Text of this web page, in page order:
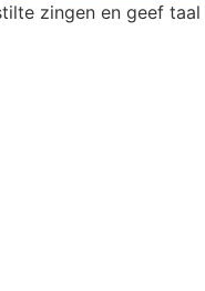
zingen en geef taal